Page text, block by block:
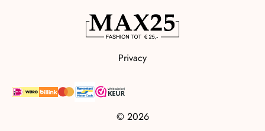
Privacy
© 2026